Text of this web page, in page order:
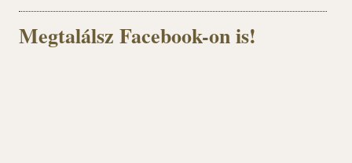
Megtalálsz Facebook-on is!